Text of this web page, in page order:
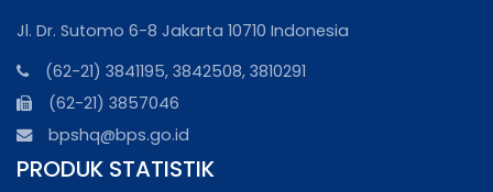
Jl. Dr. Sutomo 6-8 Jakarta 10710 Indonesia
(62-21) 3841195, 3842508, 3810291
(62-21) 3857046
bpshq@bps.go.id
PRODUK STATISTIK